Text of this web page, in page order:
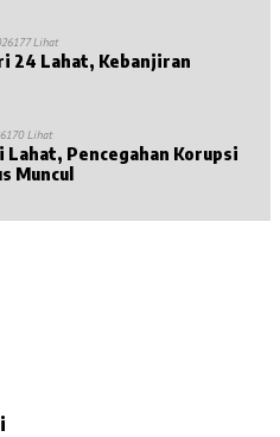
177 Lihat
24 Lahat, Kebanjiran
170 Lihat
Pencegahan Korupsi
Muncul